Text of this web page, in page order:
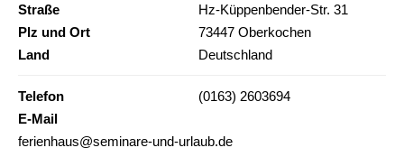
Straße
Hz-Küppenbender-Str. 31
Plz und Ort
73447 Oberkochen
Land
Deutschland
Telefon
(0163) 2603694
E-Mail
ferienhaus@seminare-und-urlaub.de